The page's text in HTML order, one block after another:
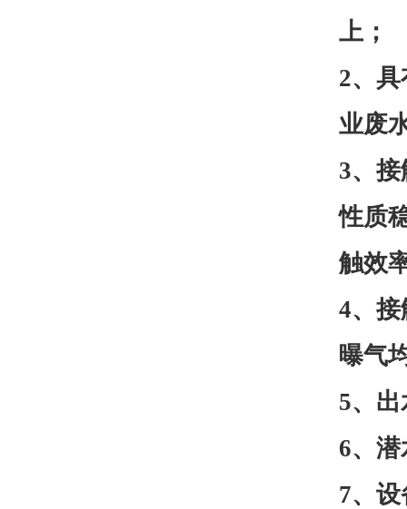
上；
2、
业废
3、
性质
触效
4、
曝气
5、
6、
7、